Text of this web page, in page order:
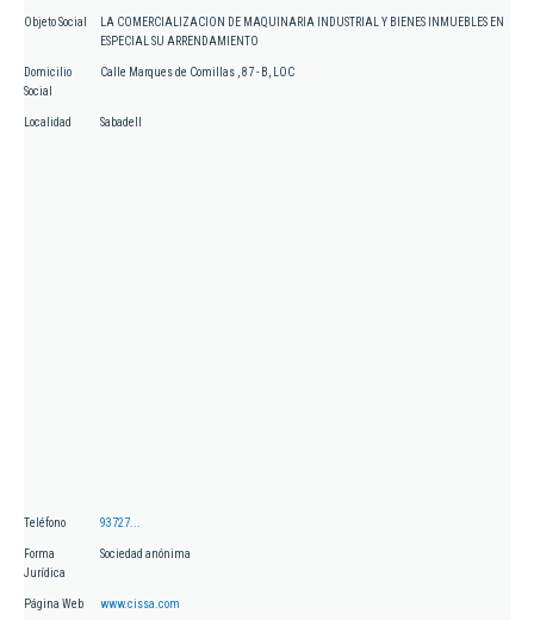
Objeto Social
LA COMERCIALIZACION DE MAQUINARIA INDUSTRIAL Y BIENES INMUEBLES EN
ESPECIAL SU ARRENDAMIENTO
Domicilio
Social
Calle Marques de Comillas , 87 - B, LOC
Localidad Sabadell
Teléfono 93727...
Forma
Jurídica
Sociedad anónima
Página Web www.cissa.com